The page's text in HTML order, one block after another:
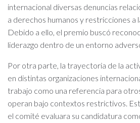
internacional diversas denuncias
a derechos humanos y restricciones a
Debido a ello, el premio buscó
liderazgo dentro de un entorno
Por otra parte, la trayectoria de la
en distintas organizaciones
trabajo como una referencia para
operan bajo contextos restrictivos.
el comité evaluara su candidatura